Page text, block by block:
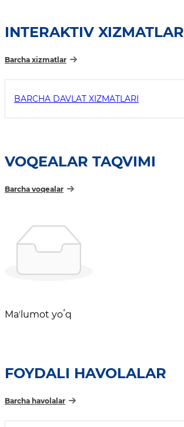
INTERAKTIV XIZMATLAR
Barcha xizmatlar
BARCHA DAVLAT XIZMATLARI
VOQEALAR TAQVIMI
Barcha voqealar
Maʼlumot yoʻq
FOYDALI HAVOLALAR
Barcha havolalar